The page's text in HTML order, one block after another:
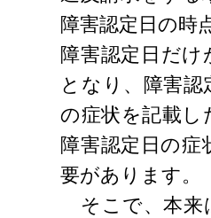
障害認定日の時
障害認定日だけ
となり、障害認
の症状を記載し
障害認定日の症
要があります。
そこで、本来